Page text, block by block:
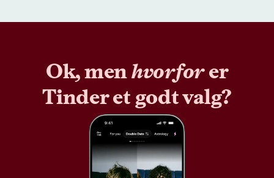
Ok, menhvorforer
Tinder et godt valg?